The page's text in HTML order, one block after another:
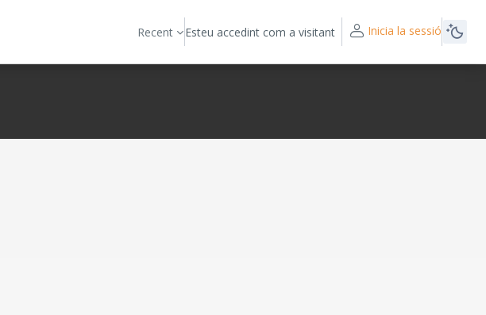
Recent Esteu accedint com a visitant Inicia la sessió